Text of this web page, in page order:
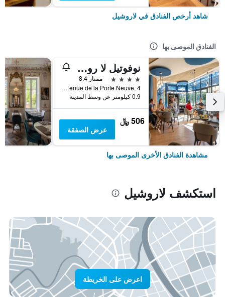
شاهد أرخص الفنادق في لاروشيل
الفنادق الموصى بها
نوفوتيل لا روشيل سنتر
4 نجوم
ممتاز 8.4
Avenue de la Porte Neuve, 4, لاروشيل, شارنت البحرية, فرنسا
0.9 كيلومتر عن وسط المدينة
506 ﷼
عرض الصفقة
مشاهدة الفنادق الأخرى الموصى بها
استكشف لاروشيل
اعرض على الخريطة